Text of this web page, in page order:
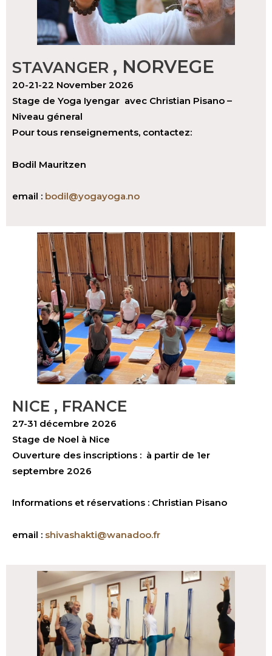
STAVANGER , NORVEGE
20-21-22 November 2026
Stage de Yoga Iyengar avec Christian Pisano –
Niveau géneral
Pour tous renseignements, contactez:
Bodil Mauritzen
email : bodil@yogayoga.no
NICE , FRANCE
27-31 décembre 2026
Stage de Noel à Nice
Ouverture des inscriptions : à partir de 1er
septembre 2026
Informations et réservations : Christian Pisano
email : shivashakti@wanadoo.fr